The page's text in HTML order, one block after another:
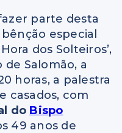
parte desta
especial
dos Solteiros’,
Salomão, a
horas, a palestra
casados, com
do Bispo
49 anos de